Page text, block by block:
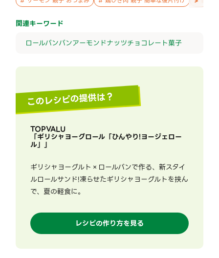
関連キーワード
ロールパンパンアーモンドナッツチョコレート菓子
このレシピの提供は？
TOPVALU
「ギリシャヨーグロール「ひんやり!ヨージェロー
ル」 」
ギリシャヨーグルト×ロールパンで作る、新スタイ
ルロールサンド!凍らせたギリシャヨーグルトを挟ん
で、夏の軽食に。
レシピの作り方を見る